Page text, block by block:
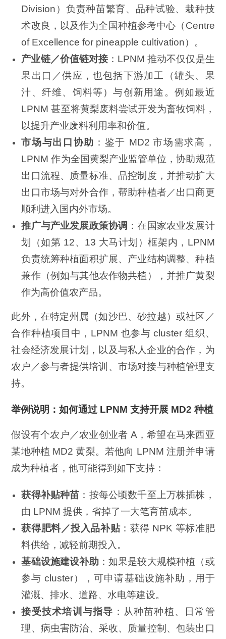
Division）负责种苗繁育、品种试验、栽种技
术改良，以及作为全国种植参考中心（Centre
of Excellence for pineapple cultivation）。
产业链／价值链对接 ：LPNM 推动不仅仅是生
果出口／供应，也包括下游加工（罐头、果
汁、纤维、饲料等）与创新用途。例如最近
LPNM 甚至将黄梨废料尝试开发为畜牧饲料，
以提升产业废料利用率和价值。
市场与出口协助 ：鉴于 MD2 市场需求高，
LPNM 作为全国黄梨产业监管单位，协助规范
出口流程、质量标准、品控制度，并推动扩大
出口市场与对外合作，帮助种植者／出口商更
顺利进入国内外市场。
推广与产业发展政策协调 ：在国家农业发展计
划（如第 12、13 大马计划）框架内，LPNM
负责统筹种植面积扩展、产业结构调整、种植
兼作（例如与其他农作物共植），并推广黄梨
作为高价值农产品。
此外，在特定州属（如沙巴、砂拉越）或社区／
合作种植项目中，LPNM 也参与 cluster 组织、
社会经济发展计划，以及与私人企业的合作，为
农户／参与者提供培训、市场对接与种植管理支
持。
举例说明：如何通过 LPNM 支持开展 MD2 种植
假设有个农户／农业创业者 A，希望在马来西亚
某地种植 MD2 黄梨。若他向 LPNM 注册并申请
成为种植者，他可能得到如下支持：
获得补贴种苗 ：按每公顷数千至上万株插株，
由 LPNM 提供，省掉了一大笔育苗成本。
获得肥料／投入品补贴：获得 NPK 等标准肥
料供给，减轻前期投入。
基础设施建设补助：如果是较大规模种植（或
参与 cluster），可申请基础设施补助，用于
灌溉、排水、道路、水电等建设。
接受技术培训与指导 ：从种苗种植、日常管
理、病虫害防治、采收、质量控制、包装出口